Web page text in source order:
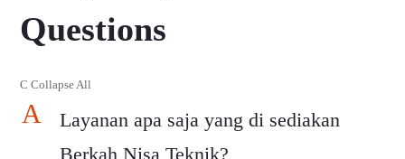
Questions
C Collapse All
A
Layanan apa saja yang di sediakan
Berkah Nisa Teknik?